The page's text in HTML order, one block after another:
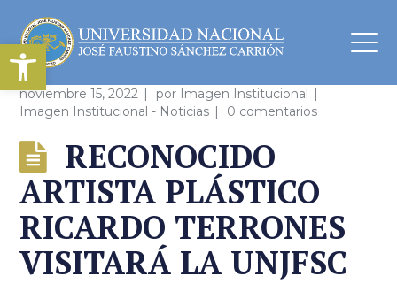
noviembre 15, 2022 por Imagen Institucional
Imagen Institucional - Noticias
0 comentarios
RECONOCIDO
ARTISTA PLÁSTICO
RICARDO TERRONES
VISITARÁ LA UNJFSC
Abrir barra de herramientas